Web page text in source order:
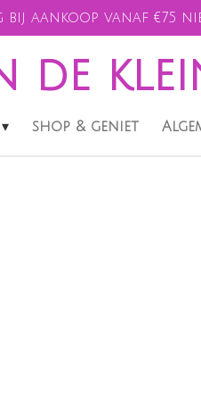
bij aankoop vanaf €75
de
shop & geniet